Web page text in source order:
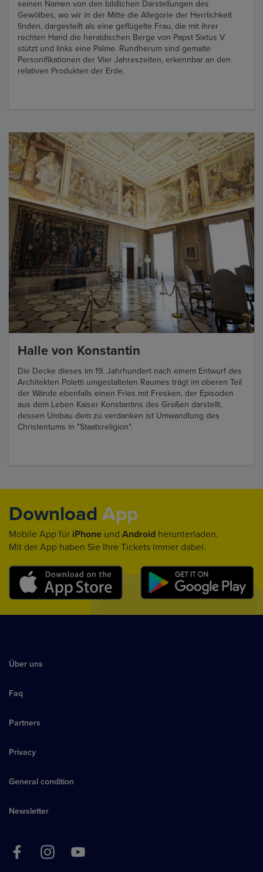
seinen Namen von den bildlichen Darstellungen des
Gewölbes, wo wir in der Mitte die Allegorie der Herrlichkeit
finden, dargestellt als eine geflügelte Frau, die mit ihrer
rechten Hand die heraldischen Berge von Papst Sixtus V
stützt und links eine Palme. Rundherum sind gemalte
Personifikationen der Vier Jahreszeiten, erkennbar an den
relativen Produkten der Erde.
Halle von Konstantin
Die Decke dieses im 19. Jahrhundert nach einem Entwurf des
Architekten Poletti umgestalteten Raumes trägt im oberen Teil
der Wände ebenfalls einen Fries mit Fresken, der Episoden
aus dem Leben Kaiser Konstantins des Großen darstellt,
dessen Umbau dem zu verdanken ist Umwandlung des
Christentums in "Staatsreligion".
Download App
Mobile App für iPhone und Android herunterladen.
Mit der App haben Sie Ihre Tickets immer dabei.
Über uns
Faq
Partners
Privacy
General condition
Newsletter